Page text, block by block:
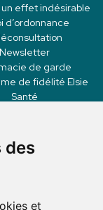
des
et
effet indésirable
d’ordonnance
Newsletter
de garde
de fidélité Elsie
Santé